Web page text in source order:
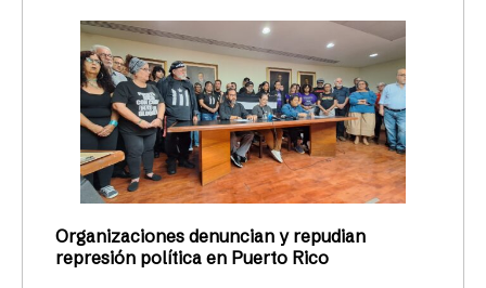
Organizaciones denuncian y repudian
represión política en Puerto Rico